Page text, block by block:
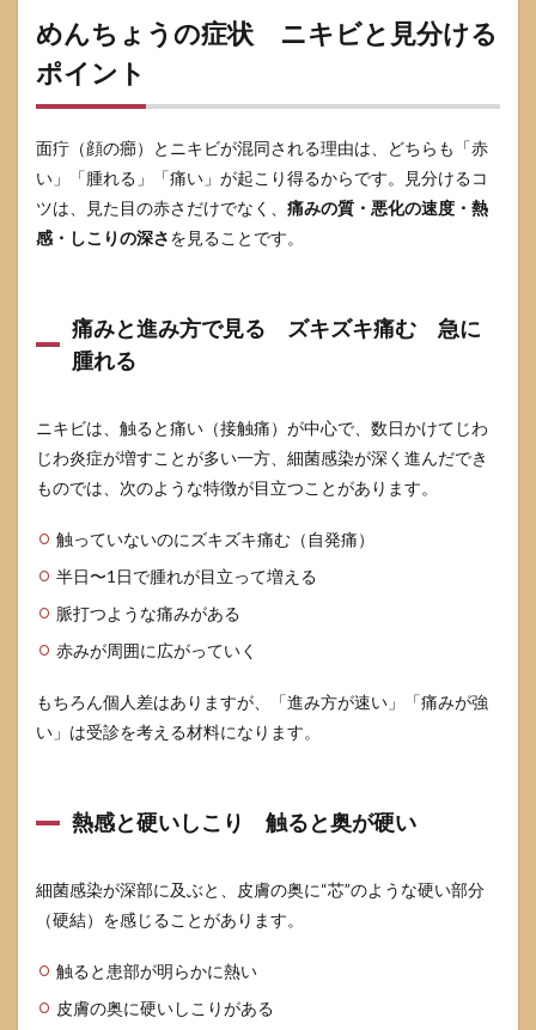
清
潔
保
護
冷却
い分
け
4.3
市販
囲
抗菌
成分
必要
な境
界
めん
うを
返さ
ない
予防
活の
整え
鼻い
じ
毛
マス
れの
対策
5.2
めんちょうの症状 ニキビと見分ける
ポイント
面疔（顔の癤）とニキビが混同される理由は、どちらも「赤
い」「腫れる」「痛い」が起こり得るからです。見分けるコ
ツは、見た目の赤さだけでなく、 痛みの質・悪化の速度・熱
感・しこりの深さを見ることです。
痛みと進み方で見る ズキズキ痛む 急に
腫れる
ニキビは、触ると痛い（接触痛）が中心で、数日かけてじわ
じわ炎症が増すことが多い一方、細菌感染が深く進んだでき
ものでは、次のような特徴が目立つことがあります。
触っていないのにズキズキ痛む（自発痛）
半日〜1日で腫れが目立って増える
脈打つような痛みがある
赤みが周囲に広がっていく
もちろん個人差はありますが、「進み方が速い」「痛みが強
い」は受診を考える材料になります。
熱感と硬いしこり 触ると奥が硬い
細菌感染が深部に及ぶと、皮膚の奥に“芯”のような硬い部分
（硬結）を感じることがあります。
触ると患部が明らかに熱い
皮膚の奥に硬いしこりがある